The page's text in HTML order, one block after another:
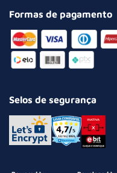
Formas de pagamento
Selos de segurança